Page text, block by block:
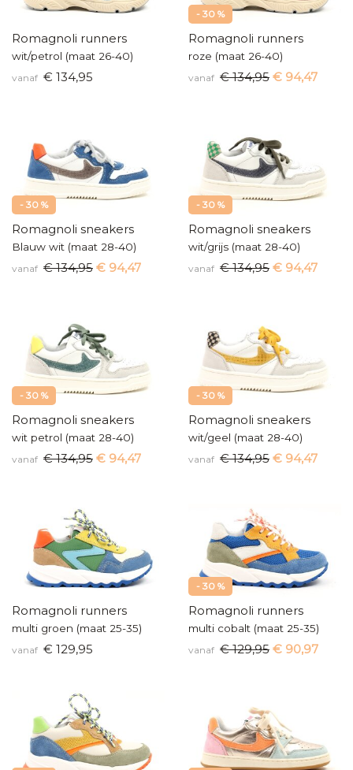
Romagnoli runners
wit/petrol (maat 26-40)
vanaf € 134,95
- 30 %
Romagnoli runners
roze (maat 26-40)
vanaf € 134,95 € 94,47
- 30 %
Romagnoli sneakers
Blauw wit (maat 28-40)
vanaf € 134,95 € 94,47
- 30 %
Romagnoli sneakers
wit/grijs (maat 28-40)
vanaf € 134,95 € 94,47
- 30 %
Romagnoli sneakers
wit petrol (maat 28-40)
vanaf € 134,95 € 94,47
- 30 %
Romagnoli sneakers
wit/geel (maat 28-40)
vanaf € 134,95 € 94,47
Romagnoli runners
multi groen (maat 25-35)
vanaf € 129,95
- 30 %
Romagnoli runners
multi cobalt (maat 25-35)
vanaf € 129,95 € 90,97